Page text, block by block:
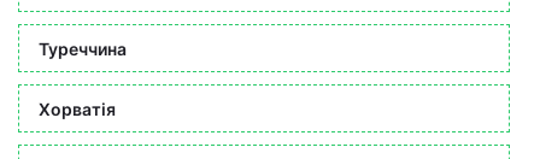
Туреччина
Хорватія